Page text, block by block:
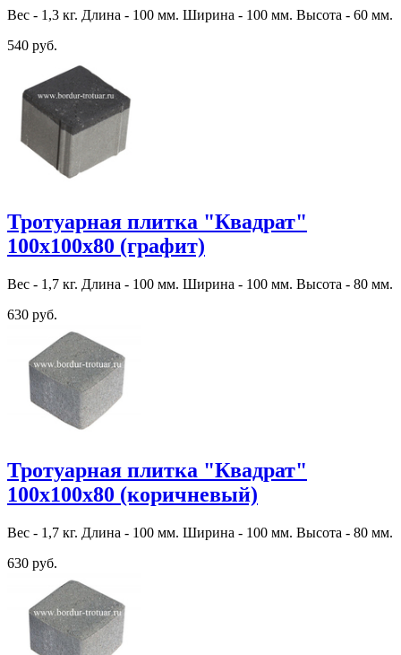
Вес - 1,3 кг. Длина - 100 мм. Ширина - 100 мм. Высота - 60 мм.
540 руб.
Тротуарная плитка "Квадрат"
100х100х80 (графит)
Вес - 1,7 кг. Длина - 100 мм. Ширина - 100 мм. Высота - 80 мм.
630 руб.
Тротуарная плитка "Квадрат"
100х100х80 (коричневый)
Вес - 1,7 кг. Длина - 100 мм. Ширина - 100 мм. Высота - 80 мм.
630 руб.